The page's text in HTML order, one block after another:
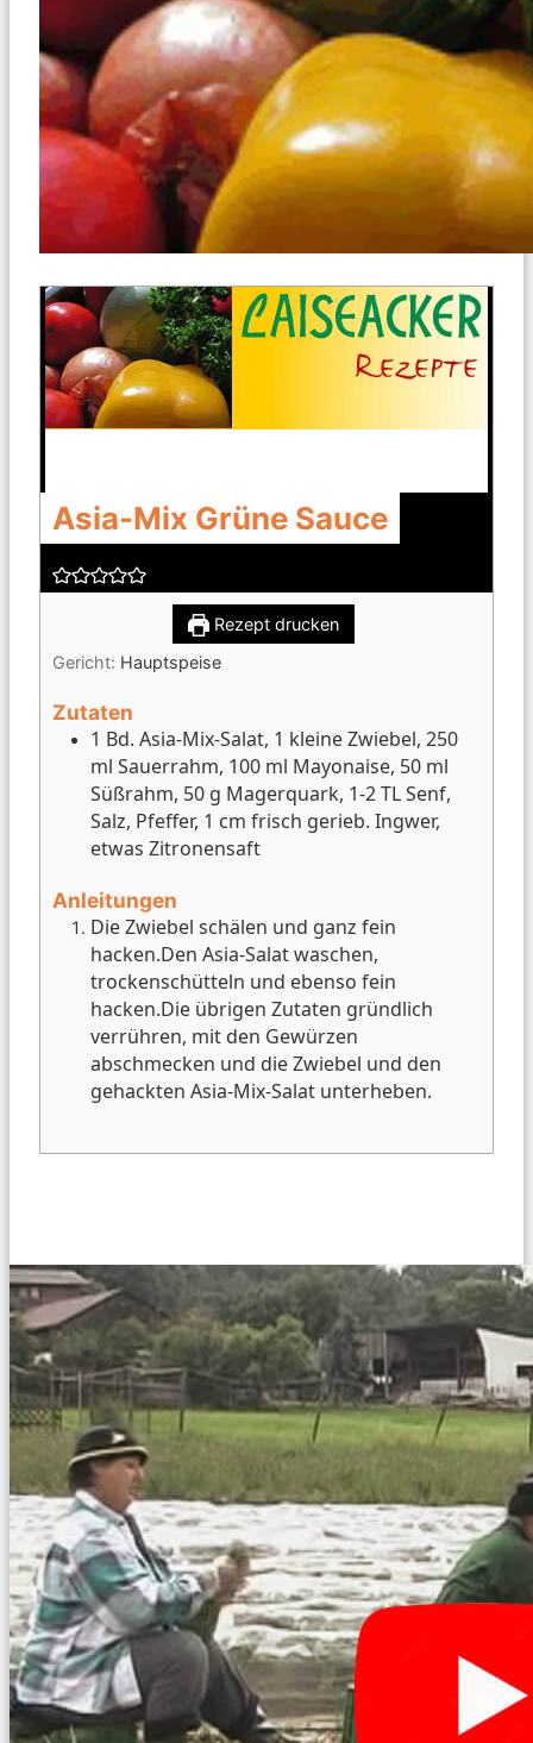
Asia-Mix Grüne Sauce
Rezept drucken
Gericht: Hauptspeise
Zutaten
1 Bd. Asia-Mix-Salat, 1 kleine Zwiebel, 250
ml Sauerrahm, 100 ml Mayonaise, 50 ml
Süßrahm, 50 g Magerquark, 1-2 TL Senf,
Salz, Pfeffer, 1 cm frisch gerieb. Ingwer,
etwas Zitronensaft
Anleitungen
Die Zwiebel schälen und ganz fein
hacken.Den Asia-Salat waschen,
trockenschütteln und ebenso fein
hacken.Die übrigen Zutaten gründlich
verrühren, mit den Gewürzen
abschmecken und die Zwiebel und den
gehackten Asia-Mix-Salat unterheben.